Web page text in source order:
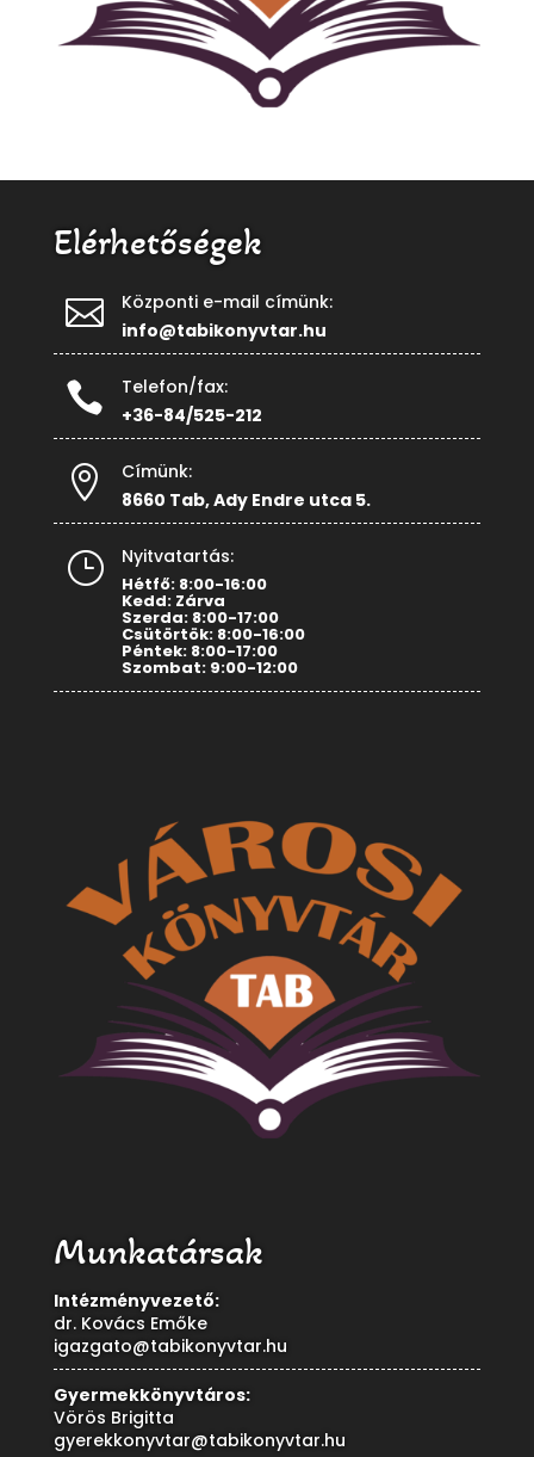
Elérhetőségek

Központi e-mail címünk:
info@tabikonyvtar.hu

Telefon/fax:
+36-84/525-212

Címünk:
8660 Tab, Ady Endre utca 5.
} Nyitvatartás:
Hétfő: 8:00-16:00
Kedd: Zárva
Szerda: 8:00-17:00
Csütörtök: 8:00-16:00
Péntek: 8:00-17:00
Szombat: 9:00-12:00
Munkatársak
Intézményvezető:
dr. Kovács Emőke
igazgato@tabikonyvtar.hu
Gyermekkönyvtáros:
Vörös Brigitta
gyerekkonyvtar@tabikonyvtar.hu